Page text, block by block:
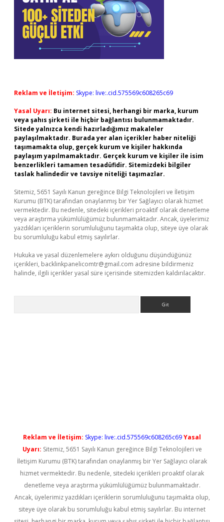
Reklam ve İletişim: Skype: live:.cid.575569c608265c69
Yasal Uyarı: Bu internet sitesi, herhangi bir marka, kurum
veya şahıs şirketi ile hiçbir bağlantısı bulunmamaktadır.
Sitede yalnızca kendi hazırladığımız makaleler
paylaşılmaktadır. Burada yer alan içerikler haber niteliği
taşımamakta olup, gerçek kurum ve kişiler hakkında
paylaşım yapılmamaktadır. Gerçek kurum ve kişiler ile isim
benzerlikleri tamamen tesadüfidir. Sitemizdeki bilgiler
taslak halindedir ve tavsiye niteliği taşımazlar.
Sitemiz, 5651 Sayılı Kanun gereğince Bilgi Teknolojileri ve İletişim
Kurumu (BTK) tarafından onaylanmış bir Yer Sağlayıcı olarak hizmet
vermektedir. Bu nedenle, sitedeki içerikleri proaktif olarak denetleme
veya araştırma yükümlülüğümüz bulunmamaktadır. Ancak, üyelerimiz
yazdıkları içeriklerin sorumluluğunu taşımakta olup, siteye üye olarak
bu sorumluluğu kabul etmiş sayılırlar.
Hukuka ve yasal düzenlemelere aykırı olduğunu düşündüğünüz
içerikleri, backlinkpanelicomtr@gmail.com adresine bildirmeniz
halinde, ilgili içerikler yasal süre içerisinde sitemizden kaldırılacaktır.
Reklam ve İletişim: Skype: live:.cid.575569c608265c69Yasal
Uyarı: Sitemiz, 5651 Sayılı Kanun gereğince Bilgi Teknolojileri ve
İletişim Kurumu (BTK) tarafından onaylanmış bir Yer Sağlayıcı olarak
hizmet vermektedir. Bu nedenle, sitedeki içerikleri proaktif olarak
denetleme veya araştırma yükümlülüğümüz bulunmamaktadır.
Ancak, üyelerimiz yazdıkları içeriklerin sorumluluğunu taşımakta olup,
siteye üye olarak bu sorumluluğu kabul etmiş sayılırlar. Bu internet